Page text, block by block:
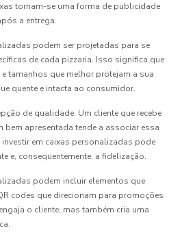
tornam-se uma forma de publicidade
a entrega.
podem ser projetadas para se
de cada pizzaria. Isso significa que
tamanhos que melhor protejam a sua
quente e intacta ao consumidor.
de qualidade. Um cliente que recebe
bem apresentada tende a associar essa
em caixas personalizadas pode
e, consequentemente, a fidelização.
podem incluir elementos que
codes que direcionam para promoções
o cliente, mas também cria uma